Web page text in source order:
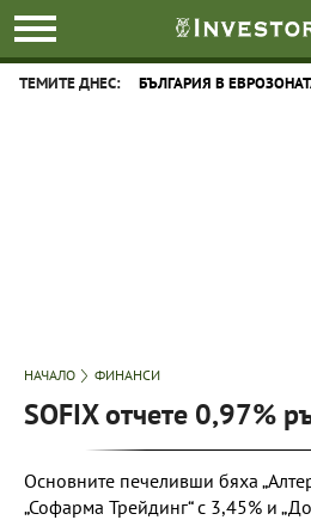
ТЕМИТЕ ДНЕС: БЪЛГАРИЯ В
НАЧАЛО ФИНАНСИ
SOFIX отчете 0,97%
Основните печеливши бяха
„Софарма Трейдинг“ с 3,45% и